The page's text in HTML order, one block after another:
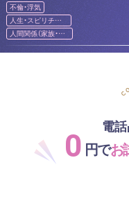
不倫・浮気
人生・スピリチュ
アル
人間関係（家族・友
人）
電
0 円でお